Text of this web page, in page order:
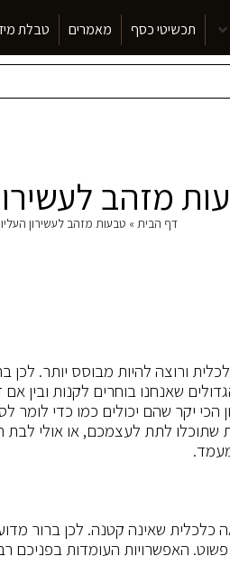
תכשיטי כסף מאמרים טבלת
מזהב
דף הבית » טבעות מזהב לעשירון
ורוצה להיות מבוסס יותר. לכן
שאנחנו בוחרים לקנות ובין אם
הכי יקר שהם יכולים כמו כדי לומר
לתת לעצמכם, או אולי לבת
כלכלית שאינה קטנה. לכן ברור
האפשרויות העומדות בפניכם